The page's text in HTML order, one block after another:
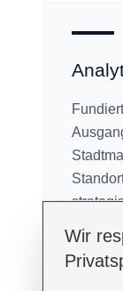
Wir